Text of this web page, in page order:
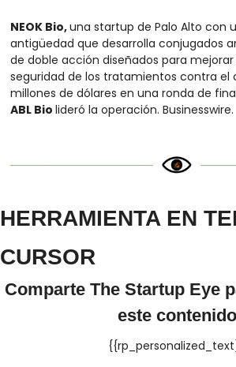
NEOK Bio, una startup de Palo Alto con
antigüedad que desarrolla conjugados
de doble acción diseñados para
seguridad de los tratamientos contra el
ABL Bio lideró la operación. Businesswire.
HERRAMIENTA EN
CURSOR
Comparte The Startup Eye
este contenido